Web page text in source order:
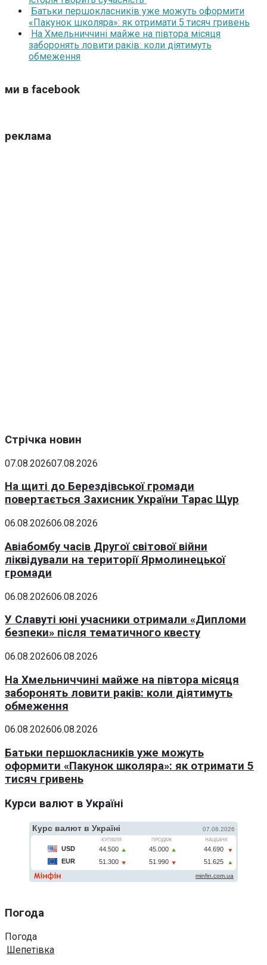
Батьки першокласників уже можуть оформити
«Пакунок школяра»: як отримати 5 тисяч гривень
На Хмельниччині майже на півтора місяця
заборонять ловити раків: коли діятимуть
обмеження
ми в facebook
реклама
Стрічка новин
07.08.202607.08.2026
На щиті до Берездівської громади
повертається Захисник України Тарас Щур
06.08.202606.08.2026
Авіабомбу часів Другої світової війни
ліквідували на території Ярмолинецької
громади
06.08.202606.08.2026
У Славуті юні учасники отримали «Дипломи
безпеки» після тематичного квесту
06.08.202606.08.2026
На Хмельниччині майже на півтора місяця
заборонять ловити раків: коли діятимуть
обмеження
06.08.202606.08.2026
Батьки першокласників уже можуть
оформити «Пакунок школяра»: як отримати 5
тисяч гривень
Курси валют в Україні
Погода
Погода
Шепетівка